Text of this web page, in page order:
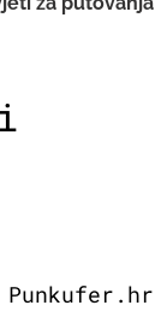
Punkufer.hr